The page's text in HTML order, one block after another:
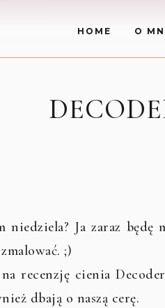
HOME O
niedziela? Ja zaraz
;)
na recenzję cienia
dbają o naszą cerę.